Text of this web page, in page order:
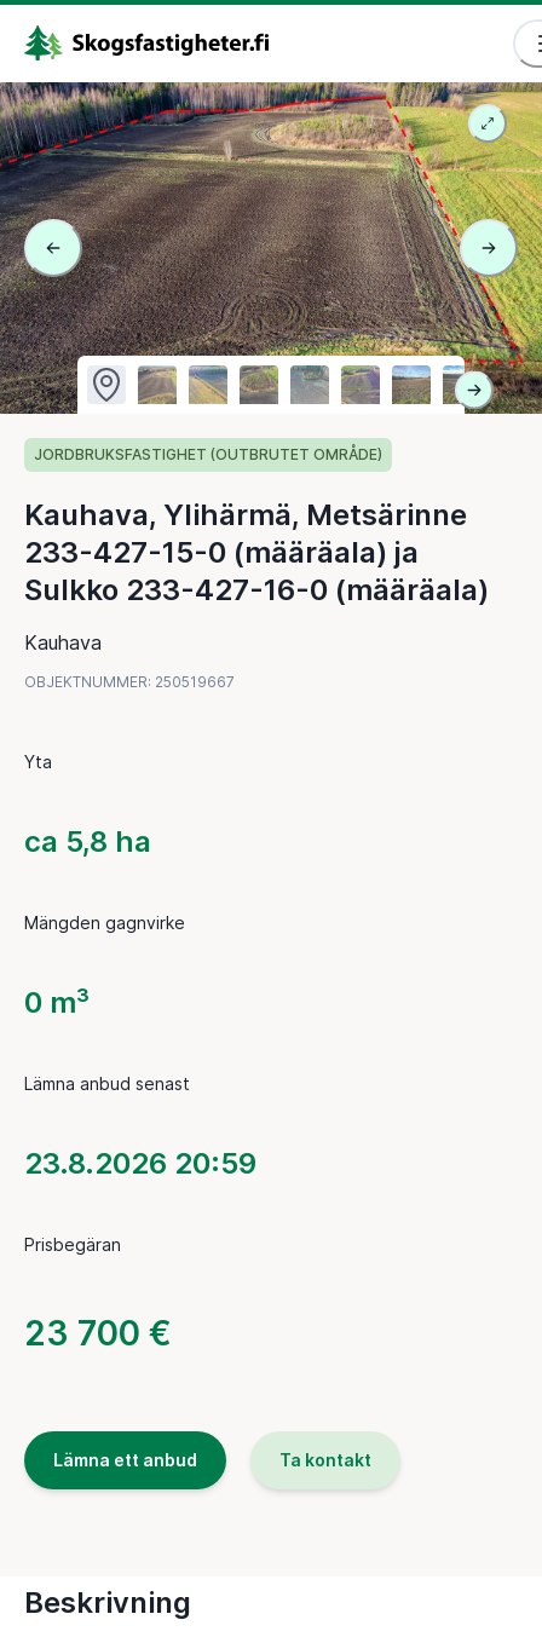
JORDBRUKSFASTIGHET (OUTBRUTET OMRÅDE)
Kauhava, Ylihärmä, Metsärinne
233-427-15-0 (määräala) ja
Sulkko 233-427-16-0 (määräala)
Kauhava
OBJEKTNUMMER: 250519667
Yta
ca 5,8 ha
Mängden gagnvirke
0 m³
Lämna anbud senast
23.8.2026 20:59
Prisbegäran
23 700 €
Lämna ett anbud Ta kontakt
Beskrivning